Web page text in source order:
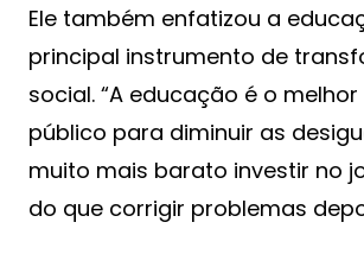
Ele também enfatizou a
principal instrumento de
social. “A educação é o
público para diminuir as
muito mais barato investir no
do que corrigir problemas